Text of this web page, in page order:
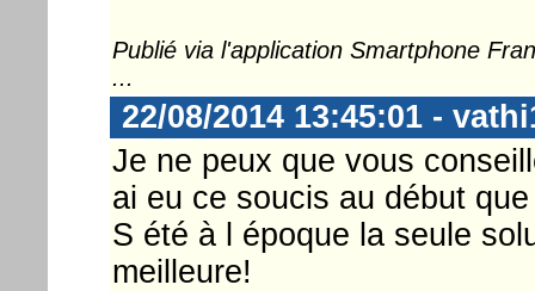
Publié via l'application Smartphone
...
22/08/2014 13:45:01 -
Je ne peux que vous
ai eu ce soucis au début
S été à l époque la seule
meilleure!